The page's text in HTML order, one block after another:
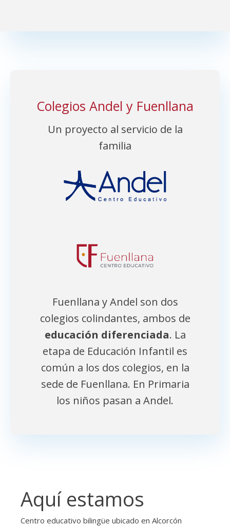
Colegios Andel y Fuenllana
Un proyecto al servicio de la
familia
Fuenllana y Andel son dos
colegios colindantes, ambos de
educación diferenciada. La
etapa de Educación Infantil es
común a los dos colegios, en la
sede de Fuenllana. En Primaria
los niños pasan a Andel.
Aquí estamos
Centro educativo bilingüe ubicado en Alcorcón